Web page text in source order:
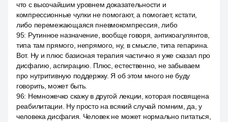
что с высочайшим уровнем доказательности и
компрессионные чулки не помогают, а помогает, кстати,
либо перемежающаяся пневмокомпрессия, либо
95: Рутинное назначение, вообще говоря, антикоагулянтов,
типа там прямого, непрямого, ну, в смысле, типа гепарина.
Вот. Ну и плюс базисная терапия частично я уже сказал про
дисфагию, аспирацию. Плюс, естественно, не забываем
про нутритивную поддержку. Я об этом много не буду
говорить, может быть.
96: Немножечко скажу в другой лекции, которая посвящена
реабилитации. Ну просто на всякий случай помним, да, у
человека дисфагия. Человек не может нормально питаться,